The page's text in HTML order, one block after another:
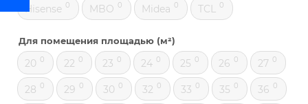
Hisense 0 MBO 0 Midea 0 TCL 0
Для помещения площадью (м²)
20 0 22 0 23 0 24 0 25 0 26 0 27 0
28 0 29 0 30 0 32 0 33 0 35 0 36 0